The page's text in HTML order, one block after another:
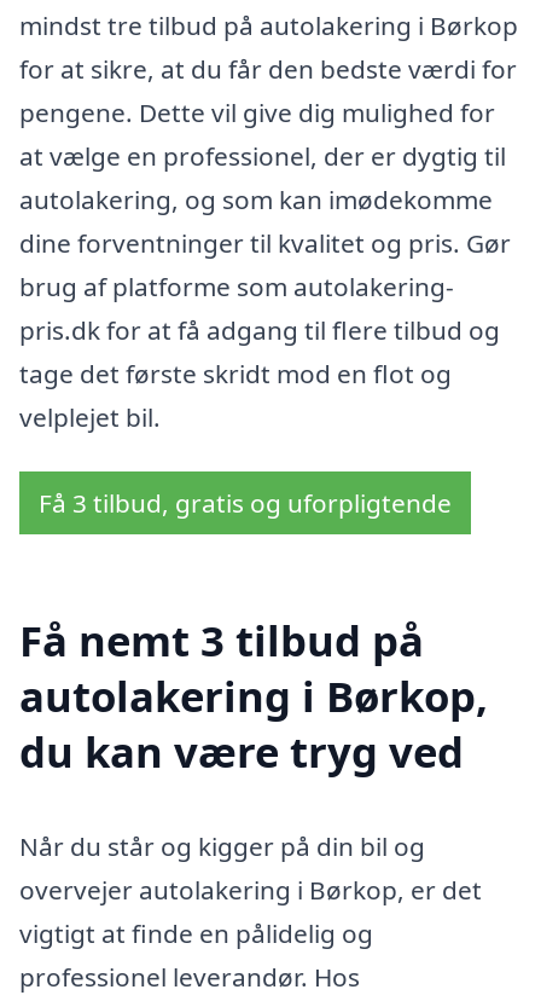
mindst tre tilbud på autolakering i Børkop
for at sikre, at du får den bedste værdi for
pengene. Dette vil give dig mulighed for
at vælge en professionel, der er dygtig til
autolakering, og som kan imødekomme
dine forventninger til kvalitet og pris. Gør
brug af platforme som autolakering-
pris.dk for at få adgang til flere tilbud og
tage det første skridt mod en flot og
velplejet bil.
Få 3 tilbud, gratis og uforpligtende
Få nemt 3 tilbud på
autolakering i Børkop,
du kan være tryg ved
Når du står og kigger på din bil og
overvejer autolakering i Børkop, er det
vigtigt at finde en pålidelig og
professionel leverandør. Hos